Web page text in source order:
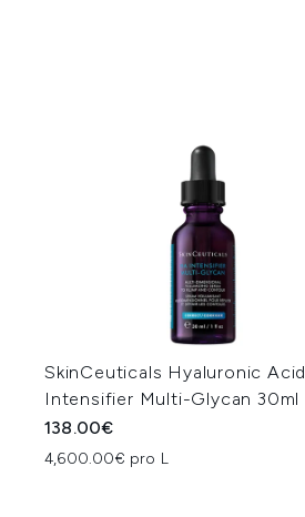
SkinCeuticals Hyaluronic Acid
Intensifier Multi-Glycan 30ml
138.00€
4,600.00€ pro L